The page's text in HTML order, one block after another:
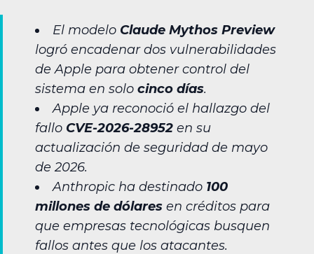
El modelo Claude Mythos Preview
logró encadenar dos vulnerabilidades
de Apple para obtener control del
sistema en solo cinco días.
Apple ya reconoció el hallazgo del
fallo CVE-2026-28952 en su
actualización de seguridad de mayo
de 2026.
Anthropic ha destinado 100
millones de dólares en créditos para
que empresas tecnológicas busquen
fallos antes que los atacantes.